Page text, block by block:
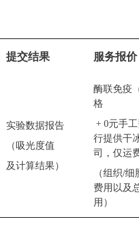
提交结果 服务报价
实验数据报告
（吸光度值
及计算结果）
酶联免疫
格
+ 0元手
行提供干
司，仅运
（组织/
费用以及
用）